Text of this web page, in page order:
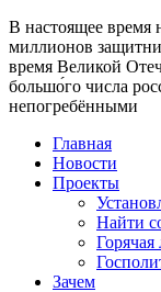
В настоящее время
миллионов
время Великой
большо́го числа
непогребёнными
Главная
Новости
Проекты
Найти
Горячая
Зачем